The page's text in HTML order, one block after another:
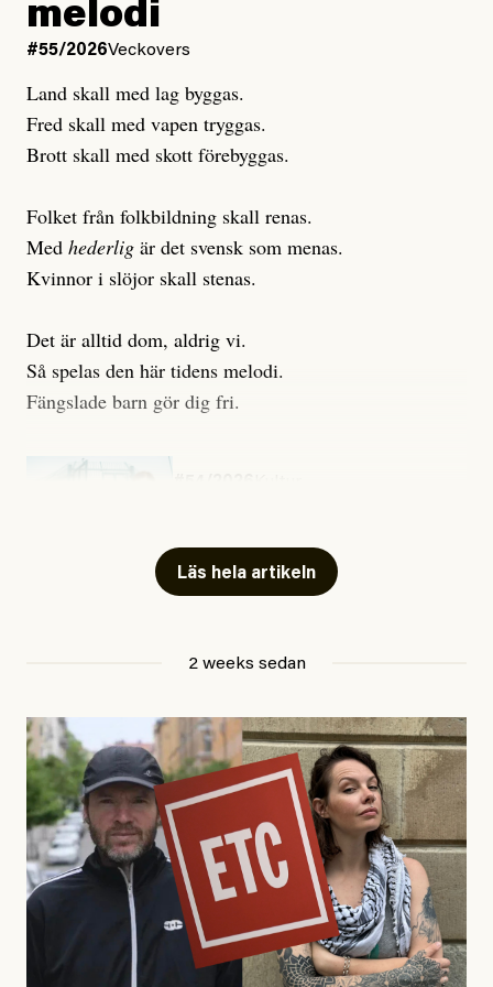
Uppdaterad7 August, 2026
Uppdaterad3 August, 2026
melodi
#55/2026Veckovers
Land skall med lag byggas.
Fred skall med vapen tryggas.
Brott skall med skott förebyggas.
Folket från folkbildning skall renas.
Med hederlig är det svensk som menas.
Kvinnor i slöjor skall stenas.
Det är alltid dom, aldrig vi.
Så spelas den här tidens melodi.
Fängslade barn gör dig fri.
Läs hela artikeln
2 weeks sedan